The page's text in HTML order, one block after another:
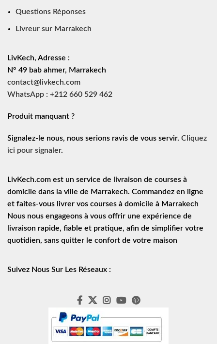
Questions Réponses
Livreur sur Marrakech
LivKech, Adresse :
N° 49 bab ahmer, Marrakech
contact@livkech.com
WhatsApp : +212 660 529 462
Produit manquant ?
Signalez-le nous, nous serions ravis de vous servir. Cliquez
ici pour signaler.
LivKech.com est un service de
livraison de courses à
domicile dans la ville de Marrakech. Commandez en ligne
et faites-vous livrer vos courses à domicile à Marrakech
Nous nous engageons à vous offrir une expérience de
livraison rapide, fiable et pratique, afin de simplifier votre
quotidien, sans quitter le confort de votre maison
Suivez Nous Sur Les Réseaux :